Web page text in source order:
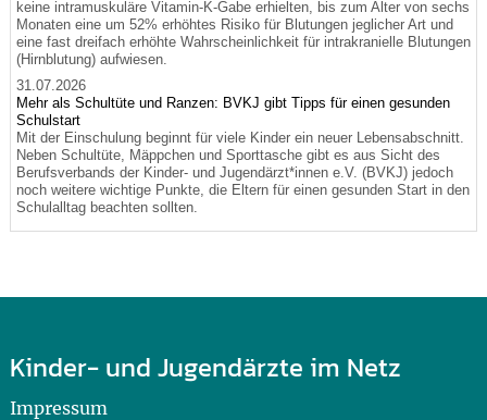
keine intramuskuläre Vitamin-K-Gabe erhielten, bis zum Alter von sechs
Monaten eine um 52% erhöhtes Risiko für Blutungen jeglicher Art und
eine fast dreifach erhöhte Wahrscheinlichkeit für intrakranielle Blutungen
(Hirnblutung) aufwiesen.
31.07.2026
Mehr als Schultüte und Ranzen: BVKJ gibt Tipps für einen gesunden
Schulstart
Mit der Einschulung beginnt für viele Kinder ein neuer Lebensabschnitt.
Neben Schultüte, Mäppchen und Sporttasche gibt es aus Sicht des
Berufsverbands der Kinder- und Jugendärzt*innen e.V. (BVKJ) jedoch
noch weitere wichtige Punkte, die Eltern für einen gesunden Start in den
Schulalltag beachten sollten.
Kinder- und Jugendärzte im Netz
Impressum